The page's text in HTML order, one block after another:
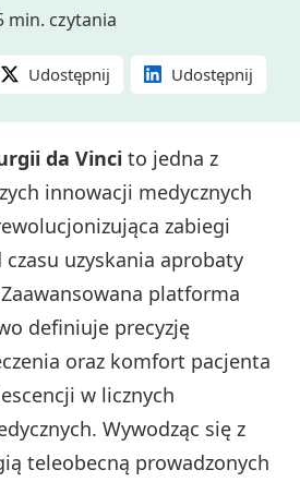
min. czytania
Udostępnij Udostępnij
da Vinci to jedna z
innowacji medycznych
zabiegi
czasu uzyskania aprobaty
platforma
definiuje precyzję
oraz komfort pacjenta
w licznych
Wywodząc się z
teleobecną prowadzonych